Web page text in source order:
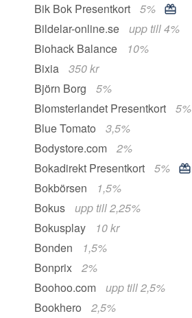
Bik Bok Presentkort
5%
Bildelar-online.se
upp till 4%
Biohack Balance
10%
Bixia
350 kr
Björn Borg
5%
Blomsterlandet Presentkort
5%
Blue Tomato
3,5%
Bodystore.com
2%
Bokadirekt Presentkort
5%
Bokbörsen
1,5%
Bokus
upp till 2,25%
Bokusplay
10 kr
Bonden
1,5%
Bonprix
2%
Boohoo.com
upp till 2,5%
Bookhero
2,5%